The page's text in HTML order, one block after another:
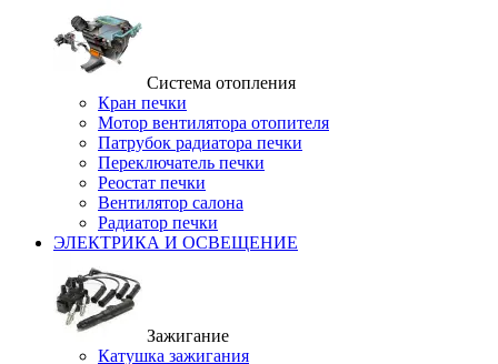
Система отопления
Кран печки
Мотор вентилятора отопителя
Патрубок радиатора печки
Переключатель печки
Реостат печки
Вентилятор салона
Радиатор печки
ЭЛЕКТРИКА И ОСВЕЩЕНИЕ
Зажигание
Катушка зажигания